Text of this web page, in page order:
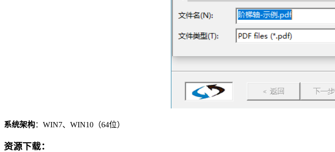
系统架构：WIN7、WIN10（64位）
资源下载：